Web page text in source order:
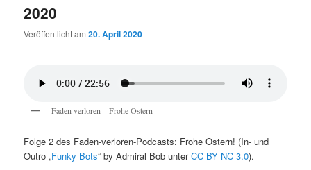
2020
Veröffentlicht am20. April 2020
Faden verloren – Frohe Ostern
Folge 2 des Faden-verloren-Podcasts: Frohe Ostern! (In- und
Outro „Funky Bots“ by Admiral Bob unterCC BY NC 3.0).